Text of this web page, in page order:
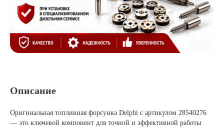
Описание
Оригинальная топливная форсунка Delphi с артикулом 28540276
— это ключевой компонент для точной и эффективной работы